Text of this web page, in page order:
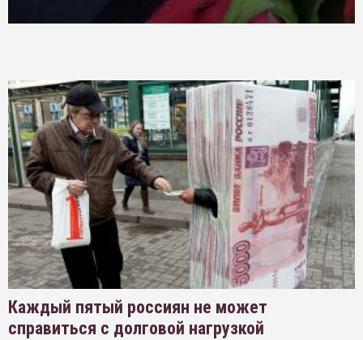
Каждый пятый россиян не может
справиться с долговой нагрузкой